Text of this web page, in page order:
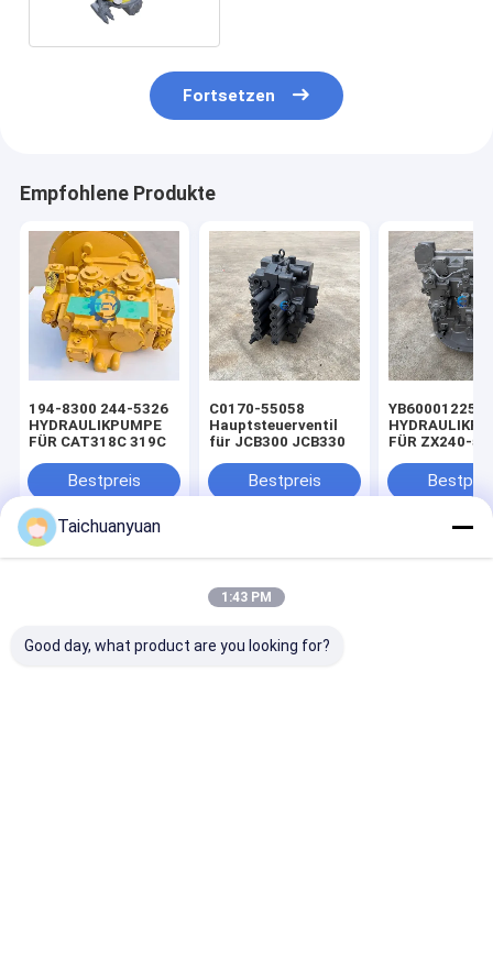
Fortsetzen
Empfohlene Produkte
194-8300 244-5326
HYDRAULIKPUMPE
FÜR CAT318C 319C
Bestpreis
C0170-55058
Hauptsteuerventil
für JCB300 JCB330
Bestpreis
YB60001225
FÜR ZX240-5A
Startseite Über uns Kontakt
Desktop Site
Sitemap
Privacy Policy
Rights Reserved.
Taichuanyuan
1:43 PM
Good day, what product are you looking for?